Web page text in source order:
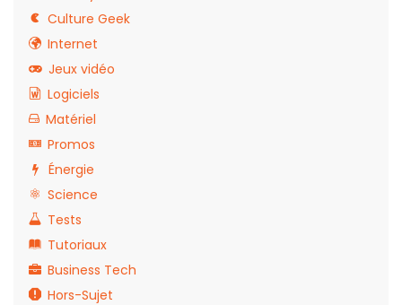
Culture Geek
Internet
Jeux vidéo
Logiciels
Matériel
Promos
Énergie
Science
Tests
Tutoriaux
Business Tech
Hors-Sujet